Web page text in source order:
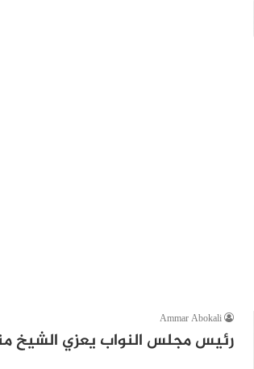
Ammar Abokali
رئيس مجلس النواب يعزي الشيخ